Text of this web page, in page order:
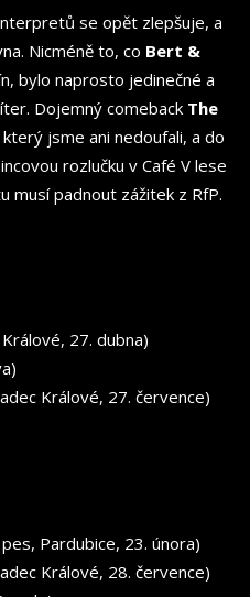
se opět zlepšuje, a
Nicméně to, co Bert &
bylo naprosto jedinečné a
Dojemný comeback The
který jsme ani nedoufali, a do
rozlučku v Café V lese
musí padnout zážitek z RfP.
27. dubna)
Králové, 27. července)
Pardubice, 23. února)
Králové, 28. července)